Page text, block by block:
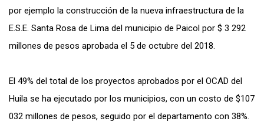
por ejemplo la construcción de la nueva infraestructura de la
E.S.E. Santa Rosa de Lima del municipio de Paicol por $ 3 292
millones de pesos aprobada el 5 de octubre del 2018.
El 49% del total de los proyectos aprobados por el OCAD del
Huila se ha ejecutado por los municipios, con un costo de $107
032 millones de pesos, seguido por el departamento con 38%.